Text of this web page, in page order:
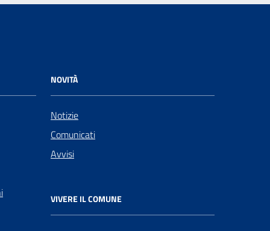
NOVITÀ
Notizie
Comunicati
Avvisi
VIVERE IL COMUNE